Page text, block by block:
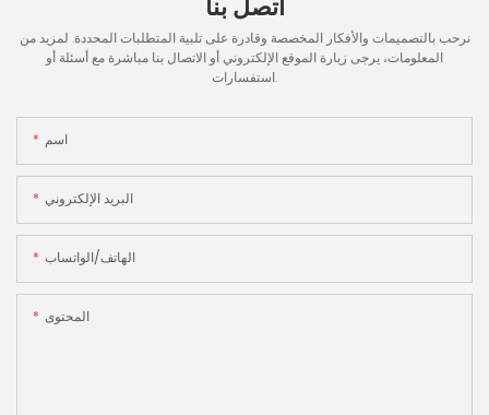
اتصل بنا
نرحب بالتصميمات والأفكار المخصصة وقادرة على تلبية المتطلبات المحددة. لمزيد من
المعلومات، يرجى زيارة الموقع الإلكتروني أو الاتصال بنا مباشرة مع أسئلة أو
استفسارات.
اسم
البريد الإلكتروني
الهاتف/الواتساب
المحتوى